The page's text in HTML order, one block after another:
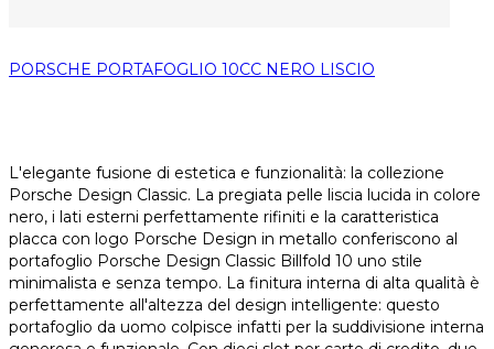
PORSCHE PORTAFOGLIO 10CC NERO LISCIO
L'elegante fusione di estetica e funzionalità: la collezione
Porsche Design Classic. La pregiata pelle liscia lucida in colore
nero, i lati esterni perfettamente rifiniti e la caratteristica
placca con logo Porsche Design in metallo conferiscono al
portafoglio Porsche Design Classic Billfold 10 uno stile
minimalista e senza tempo. La finitura interna di alta qualità è
perfettamente all'altezza del design intelligente: questo
portafoglio da uomo colpisce infatti per la suddivisione interna